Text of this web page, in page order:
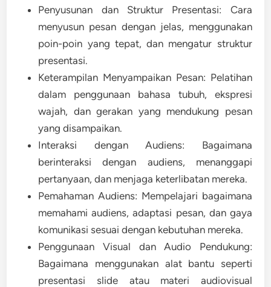
Penyusunan dan Struktur Presentasi: Cara
menyusun pesan dengan jelas, menggunakan
poin-poin yang tepat, dan mengatur struktur
presentasi.
Keterampilan Menyampaikan Pesan: Pelatihan
dalam penggunaan bahasa tubuh, ekspresi
wajah, dan gerakan yang mendukung pesan
yang disampaikan.
Interaksi dengan Audiens: Bagaimana
berinteraksi dengan audiens, menanggapi
pertanyaan, dan menjaga keterlibatan mereka.
Pemahaman Audiens: Mempelajari bagaimana
memahami audiens, adaptasi pesan, dan gaya
komunikasi sesuai dengan kebutuhan mereka.
Penggunaan Visual dan Audio Pendukung:
Bagaimana menggunakan alat bantu seperti
presentasi slide atau materi audiovisual